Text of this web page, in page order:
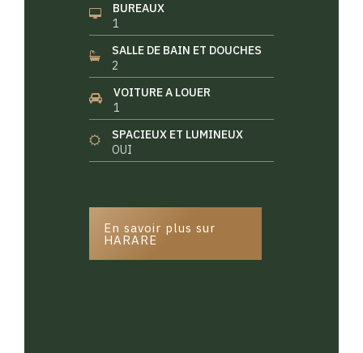
BUREAUX
1
SALLE DE BAIN ET DOUCHES
2
VOITURE A LOUER
1
SPACIEUX ET LUMINEUX
OUI
En savoir plus sur
HARARE